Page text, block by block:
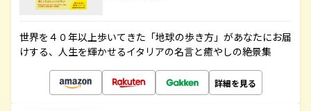
世界を４０年以上歩いてきた「地球の歩き方」があなたにお届
けする、人生を輝かせるイタリアの名言と癒やしの絶景集
詳細を見る